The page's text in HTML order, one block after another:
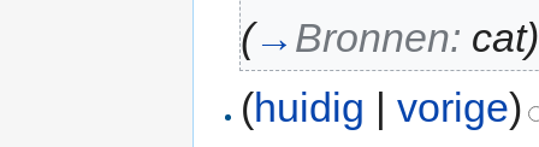
(→ Bronnen: cat)
(huidig |vorige)